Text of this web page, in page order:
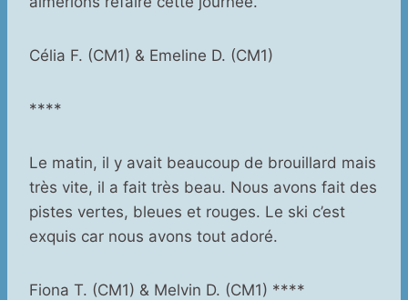
Célia F. (CM1) & Emeline D. (CM1)
****
Le matin, il y avait beaucoup de brouillard mais
très vite, il a fait très beau. Nous avons fait des
pistes vertes, bleues et rouges. Le ski c’est
exquis car nous avons tout adoré.
Fiona T. (CM1) & Melvin D. (CM1) ****